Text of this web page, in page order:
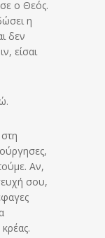
ο Θεός.
η
δεν
είσαι
Αν,
σου,